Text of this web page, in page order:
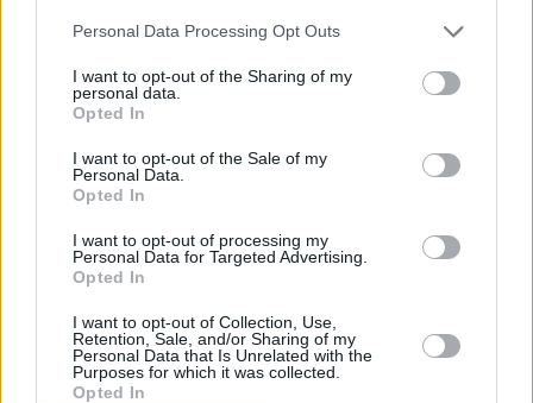
negar su consentimiento. Tenga en cuenta que algún
de su consentimiento, pero usted tiene el derecho de
rechazar tal procesamiento. Sus preferencias se aplicarán
cualquier momento entrando de nuevo en este sitio web o
visitando nuestra política de privacidad.
Personal Data Processing Opt Outs
I want to opt-out of the Sharing of my
personal data.
Opted In
I want to opt-out of the Sale of my
Personal Data.
Opted In
I want to opt-out of processing my
Personal Data for Targeted Advertising.
Opted In
I want to opt-out of Collection, Use,
Retention, Sale, and/or Sharing of my
Personal Data that Is Unrelated with the
Purposes for which it was collected.
Opted In